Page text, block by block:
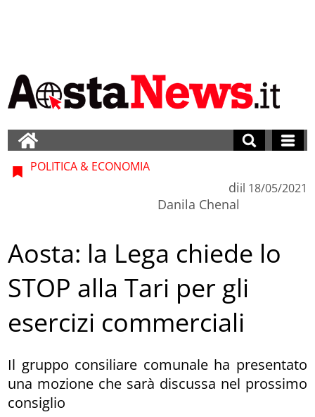
POLITICA & ECONOMIA
di
Danila Chenal
il 18/05/2021
Aosta: la Lega chiede lo
STOP alla Tari per gli
esercizi commerciali
Il gruppo consiliare comunale ha presentato
una mozione che sarà discussa nel prossimo
consiglio